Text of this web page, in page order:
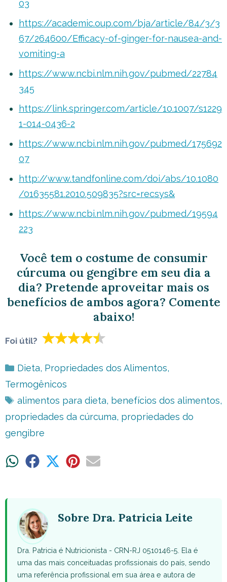
03
https://academic.oup.com/bja/article/84/3/3
67/264600/Efficacy-of-ginger-for-nausea-and-
vomiting-a
https://www.ncbi.nlm.nih.gov/pubmed/22784
345
https://link.springer.com/article/10.1007/s1229
1-014-0436-2
https://www.ncbi.nlm.nih.gov/pubmed/175692
07
http://www.tandfonline.com/doi/abs/10.1080
/01635581.2010.509835?src=recsys&
https://www.ncbi.nlm.nih.gov/pubmed/19594
223
Você tem o costume de consumir
cúrcuma ou gengibre em seu dia a
dia? Pretende aproveitar mais os
benefícios de ambos agora? Comente
abaixo!
Foi útil?
Categorias
Dieta, Propriedades dos Alimentos,
Termogênicos
Tags
alimentos para dieta, benefícios dos alimentos,
propriedades da cúrcuma, propriedades do
gengibre
ShareShare ShareShareShare
Sobre Dra. Patricia Leite
Dra. Patricia é Nutricionista - CRN-RJ 0510146-5. Ela é
uma das mais conceituadas profissionais do país, sendo
uma referência profissional em sua área e autora de